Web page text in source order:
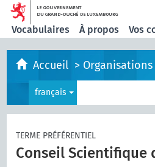
Vocabulaires À propos Vos
Accueil > Organisations
français
TERME PRÉFÉRENTIEL
Conseil Scientifique